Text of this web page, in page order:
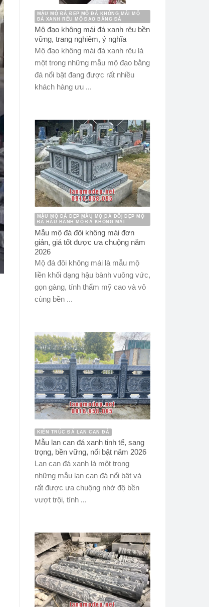
MẪU MỘ ĐÁ ĐẸP MỘ ĐÁ KHÔNG MÁI MỘ
ĐÁ XANH RÊU MỘ ĐẠO BẰNG ĐÁ
Mộ đạo không mái đá xanh rêu bền
vững, trang nghiêm, ý nghĩa
Mộ đạo không mái đá xanh rêu là
một trong những mẫu mộ đạo bằng
đá nổi bật đang được rất nhiều
khách hàng ưu ...
MẪU MỘ ĐÁ ĐẸP MẪU MỘ ĐÁ ĐÔI ĐẸP MỘ
ĐÁ HẬU BÀNH MỘ ĐÁ KHÔNG MÁI
Mẫu mộ đá đôi không mái đơn
giản, giá tốt được ưa chuộng năm
2026
Mộ đá đôi không mái là mẫu mộ
liền khối dạng hậu bành vuông vức,
gọn gàng, tính thẩm mỹ cao và vô
cùng bền ...
KIẾN TRÚC ĐÁ LAN CAN ĐÁ
Mẫu lan can đá xanh tinh tế, sang
trọng, bền vững, nổi bật năm 2026
Lan can đá xanh là một trong
những mẫu lan can đá nổi bật và
rất được ưa chuộng nhờ độ bền
vượt trội, tính ...